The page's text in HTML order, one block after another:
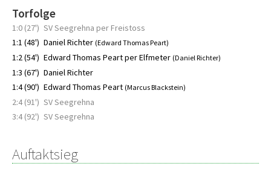
Torfolge
1:0 (27') SV Seegrehna per Freistoss
1:1 (48') Daniel Richter (Edward Thomas Peart)
1:2 (54') Edward Thomas Peart per Elfmeter (Daniel Richter)
1:3 (67') Daniel Richter
1:4 (90') Edward Thomas Peart (Marcus Blackstein)
2:4 (91') SV Seegrehna
3:4 (92') SV Seegrehna
Auftaktsieg